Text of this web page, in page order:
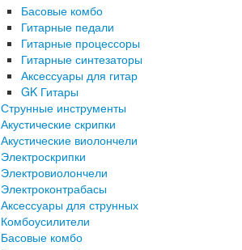
Басовые комбо
Гитарные педали
Гитарные процессоры
Гитарные синтезаторы
Аксессуары для гитар
GK Гитары
Струнные инструменты
Акустические скрипки
Акустические виолончели
Электроскрипки
Электровиолончели
Электроконтрабасы
Аксессуары для струнных
Комбоусилители
Басовые комбо